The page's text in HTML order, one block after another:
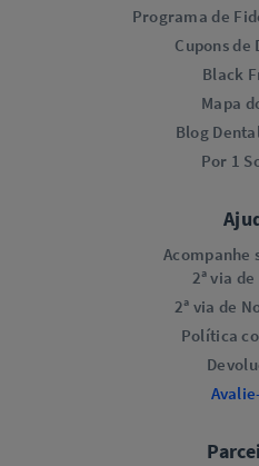
Programa de
Cupons de
Black
Mapa
Blog
Por 1
Acompanhe
2ª via
2ª via de
Política